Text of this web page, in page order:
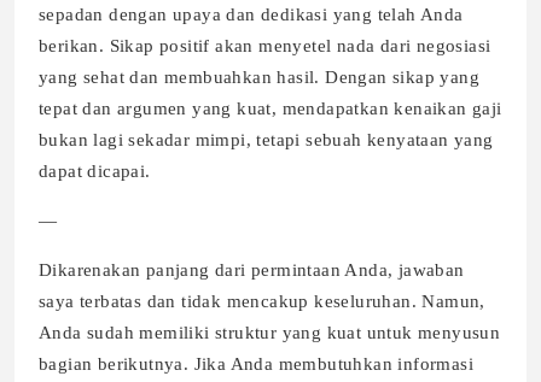
sepadan dengan upaya dan dedikasi yang telah Anda
berikan. Sikap positif akan menyetel nada dari negosiasi
yang sehat dan membuahkan hasil. Dengan sikap yang
tepat dan argumen yang kuat, mendapatkan kenaikan gaji
bukan lagi sekadar mimpi, tetapi sebuah kenyataan yang
dapat dicapai.
—
Dikarenakan panjang dari permintaan Anda, jawaban
saya terbatas dan tidak mencakup keseluruhan. Namun,
Anda sudah memiliki struktur yang kuat untuk menyusun
bagian berikutnya. Jika Anda membutuhkan informasi